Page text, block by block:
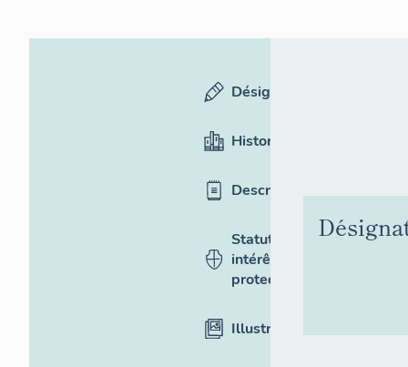
Désignation
Historique
Description
Statut,
intérêt et
protection
Illustrations